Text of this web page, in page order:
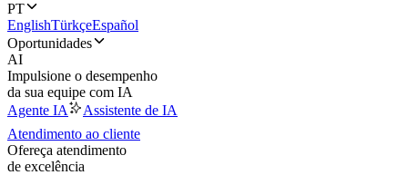
PT
EnglishTürkçeEspañol
Oportunidades
AI
Impulsione o desempenho
da sua equipe com IA
Agente IA
Assistente de IA
Atendimento ao cliente
Ofereça atendimento
de excelência